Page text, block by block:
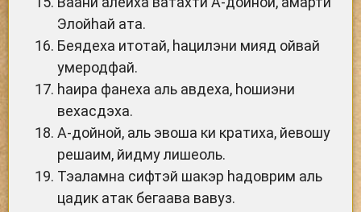
Элойhай ата.
Беядеха итотай, hацилэни мияд ойвай
умеродфай.
hаира фанеха аль авдеха, hошиэни
вехасдэха.
А-дойной, аль эвоша ки кратиха, йевошу
решаим, йидму лишеоль.
Тэаламна сифтэй шакэр hадоврим аль
цадик атак бегаава вавуз.